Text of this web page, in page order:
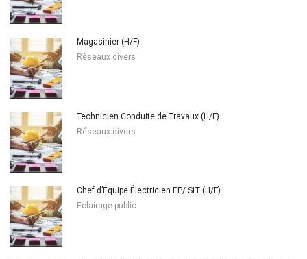
Magasinier (H/F)
Réseaux divers
Technicien Conduite de Travaux (H/F)
Réseaux divers
Chef d’Équipe Électricien EP/ SLT (H/F)
Eclairage public